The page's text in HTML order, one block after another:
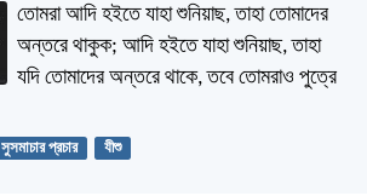
তোমরা আদি হইতে যাহা শুনিয়াছ, তাহা তোমাদের
অন্তরে থাকুক; আদি হইতে যাহা শুনিয়াছ, তাহা
যদি তোমাদের অন্তরে থাকে, তবে তোমরাও পুত্রে
সুসমাচার প্রচার যীশু